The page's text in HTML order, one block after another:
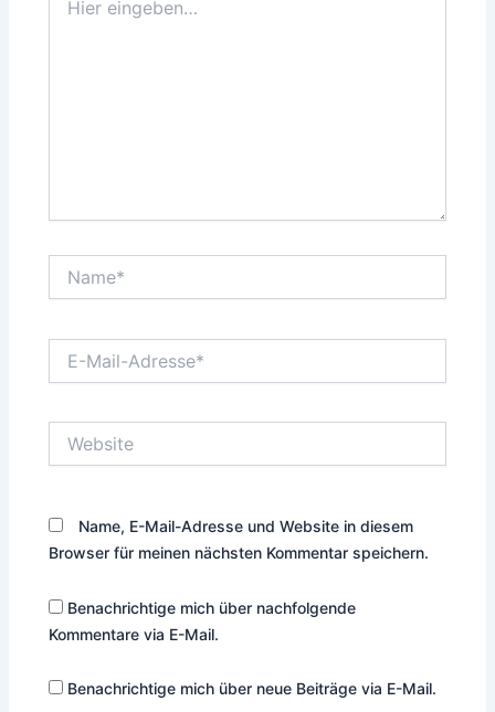
eingeben…
Mail-
Name, E-Mail-Adresse und Website in diesem
Browser für meinen nächsten Kommentar speichern.
Benachrichtige mich über nachfolgende
Kommentare via E-Mail.
Benachrichtige mich über neue Beiträge via E-Mail.